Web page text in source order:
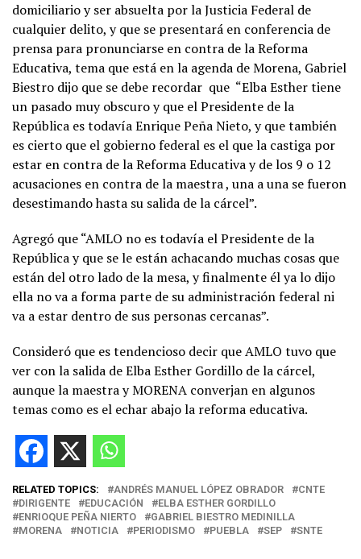
domiciliario y ser absuelta por la Justicia Federal de
cualquier delito, y que se presentará en conferencia de
prensa para pronunciarse en contra de la Reforma
Educativa, tema que está en la agenda de Morena, Gabriel
Biestro dijo que se debe recordar que “Elba Esther tiene
un pasado muy obscuro y que el Presidente de la
República es todavía Enrique Peña Nieto, y que también
es cierto que el gobierno federal es el que la castiga por
estar en contra de la Reforma Educativa y de los 9 o 12
acusaciones en contra de la maestra , una a una se fueron
desestimando hasta su salida de la cárcel”.
Agregó que “AMLO no es todavía el Presidente de la
República y que se le están achacando muchas cosas que
están del otro lado de la mesa, y finalmente él ya lo dijo
ella no va a forma parte de su administración federal ni
va a estar dentro de sus personas cercanas”.
Consideró que es tendencioso decir que AMLO tuvo que
ver con la salida de Elba Esther Gordillo de la cárcel,
aunque la maestra y MORENA converjan en algunos
temas como es el echar abajo la reforma educativa.
RELATED TOPICS: ANDRÉS MANUEL LÓPEZ OBRADOR
CNTE
DIRIGENTE
EDUCACIÓN
ELBA ESTHER GORDILLO
ENRIOQUE PEÑA NIERTO
GABRIEL BIESTRO MEDINILLA
MORENA
NOTICIA PERIODISMO PUEBLA SEP SNTE